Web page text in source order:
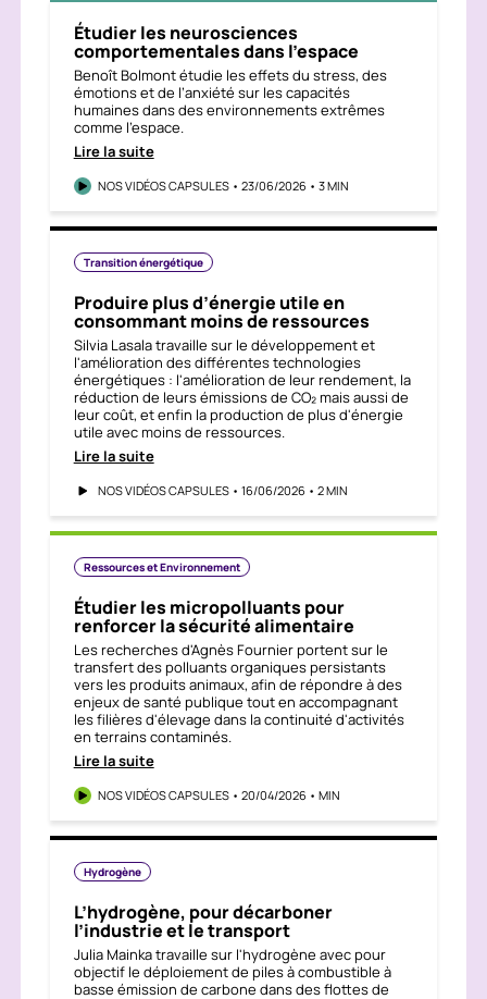
Étudier les neurosciences
comportementales dans l’espace
Benoît Bolmont étudie les effets du stress, des
émotions et de l’anxiété sur les capacités
humaines dans des environnements extrêmes
comme l'espace.
Lire la suite
NOS VIDÉOS CAPSULES • 23/06/2026 • 3 MIN
Transition énergétique
Produire plus d’énergie utile en
consommant moins de ressources
Silvia Lasala travaille sur le développement et
l'amélioration des différentes technologies
énergétiques : l'amélioration de leur rendement, la
réduction de leurs émissions de CO₂ mais aussi de
leur coût, et enfin la production de plus d'énergie
utile avec moins de ressources.
Lire la suite
NOS VIDÉOS CAPSULES • 16/06/2026 • 2 MIN
Ressources et Environnement
Étudier les micropolluants pour
renforcer la sécurité alimentaire
Les recherches d'Agnès Fournier portent sur le
transfert des polluants organiques persistants
vers les produits animaux, afin de répondre à des
enjeux de santé publique tout en accompagnant
les filières d'élevage dans la continuité d'activités
en terrains contaminés.
Lire la suite
NOS VIDÉOS CAPSULES • 20/04/2026 • MIN
Hydrogène
L’hydrogène, pour décarboner
l’industrie et le transport
Julia Mainka travaille sur l'hydrogène avec pour
objectif le déploiement de piles à combustible à
basse émission de carbone dans des flottes de